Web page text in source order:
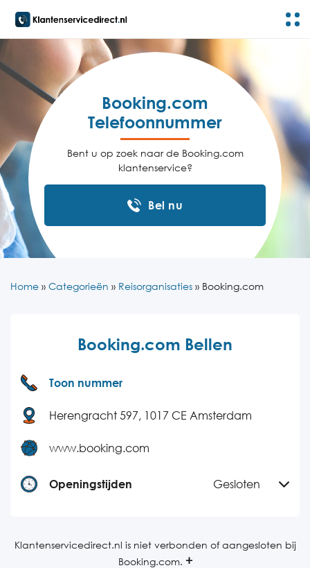
Booking.com
Telefoonnummer
Bent u op zoek naar de Booking.com
klantenservice?
Bel nu
Home » Categorieën » Reisorganisaties » Booking.com
Booking.com Bellen
Toon nummer
Herengracht 597, 1017 CE Amsterdam
www.booking.com
Openingstijden Gesloten
Dinsdag
24 uur bereikbaar
Klantenservicedirect.nl is niet verbonden of aangesloten bij
Booking.com.